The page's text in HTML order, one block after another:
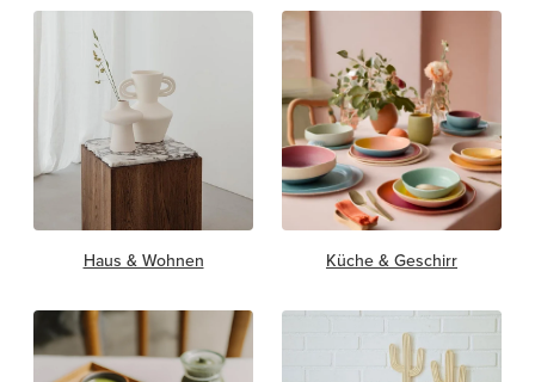
Haus & Wohnen Küche & Geschirr